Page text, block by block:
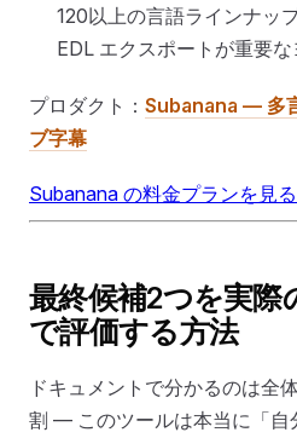
120以上の言語ラインナッ
EDL エクスポートが重要
プロダクト： Subanana — 多
ブ字幕
Subanana の料金プランを見
最終候補2つを実際
で評価する方法
ドキュメントで分かるのは全
割 — このツールは本当に「自